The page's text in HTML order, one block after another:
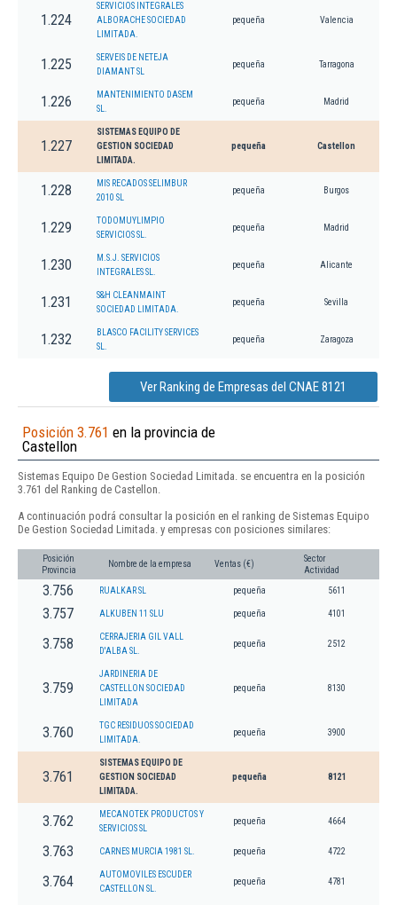
1.224
SERVICIOS INTEGRALES
ALBORACHE SOCIEDAD
LIMITADA.
pequeña Valencia
1.225
SERVEIS DE NETEJA
DIAMANT SL
pequeña Tarragona
1.226
MANTENIMIENTO DASEM
SL.
pequeña Madrid
1.227
SISTEMAS EQUIPO DE
GESTION SOCIEDAD
LIMITADA.
pequeña Castellon
1.228
MIS RECADOS SELIMBUR
2010 SL
pequeña Burgos
1.229
TODOMUYLIMPIO
SERVICIOS SL.
pequeña Madrid
1.230
M.S.J. SERVICIOS
INTEGRALES SL.
pequeña Alicante
1.231
S&H CLEANMAINT
SOCIEDAD LIMITADA.
pequeña Sevilla
1.232
BLASCO FACILITY SERVICES
SL.
pequeña Zaragoza
Ver Ranking de Empresas del CNAE 8121
Posición 3.761 en la provincia de
Castellon
Sistemas Equipo De Gestion Sociedad Limitada. se encuentra en la posición
3.761 del Ranking de Castellon.
A continuación podrá consultar la posición en el ranking de Sistemas Equipo
De Gestion Sociedad Limitada. y empresas con posiciones similares:
Posición
Provincia
Nombre de la empresa Ventas (€)
Sector
Actividad
3.756 RUALKAR SL pequeña 5611
3.757 ALKUBEN 11 SLU pequeña 4101
3.758
CERRAJERIA GIL VALL
D'ALBA SL.
pequeña 2512
3.759
JARDINERIA DE
CASTELLON SOCIEDAD
LIMITADA
pequeña 8130
3.760
TGC RESIDUOS SOCIEDAD
LIMITADA.
pequeña 3900
3.761
SISTEMAS EQUIPO DE
GESTION SOCIEDAD
LIMITADA.
pequeña 8121
3.762
MECANOTEK PRODUCTOS Y
SERVICIOS SL
pequeña 4664
3.763 CARNES MURCIA 1981 SL. pequeña 4722
3.764
AUTOMOVILES ESCUDER
CASTELLON SL.
pequeña 4781